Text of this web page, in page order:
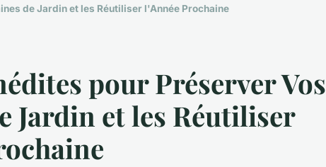
de Jardin et les Réutiliser l'Année Prochaine
pour Préserver Vos
Jardin et les Réutiliser